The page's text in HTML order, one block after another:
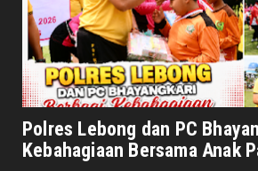
HONDA
Honda CUV e: Motor Listrik
Keunggulan dan
August 07, 2026
NASIONAL
Senator Leni John
Mengutamakan
August 06, 2026
Polres Lebong dan PC
Kebahagiaan Bersama Anak